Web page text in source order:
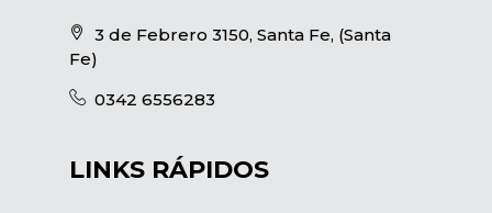
3 de Febrero 3150, Santa Fe, (Santa
Fe)
0342 6556283
LINKS RÁPIDOS